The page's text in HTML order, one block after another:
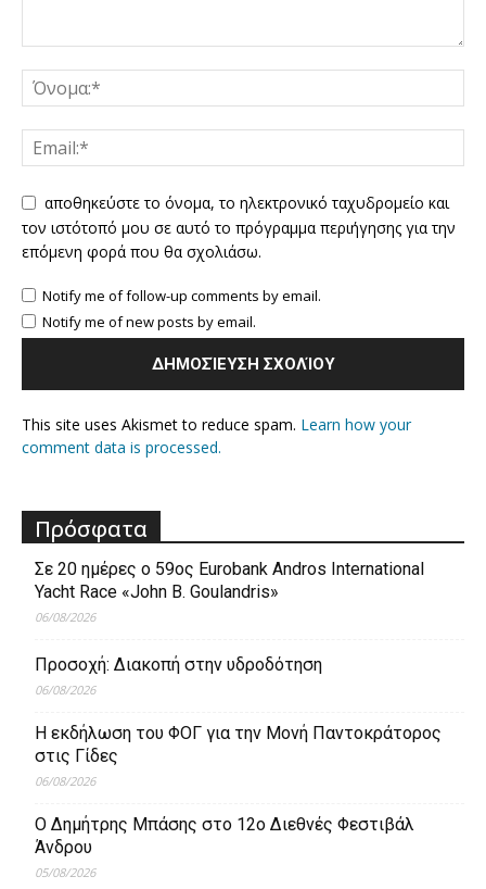
αποθηκεύστε το όνομα, το ηλεκτρονικό ταχυδρομείο και
τον ιστότοπό μου σε αυτό το πρόγραμμα περιήγησης για την
επόμενη φορά που θα σχολιάσω.
Notify me of follow-up comments by email.
Notify me of new posts by email.
This site uses Akismet to reduce spam. Learn how your
comment data is processed.
Πρόσφατα
Σε 20 ημέρες ο 59ος Eurobank Andros International
Yacht Race «John B. Goulandris»
06/08/2026
Προσοχή: Διακοπή στην υδροδότηση
06/08/2026
Η εκδήλωση του ΦΟΓ για την Μονή Παντοκράτορος
στις Γίδες
06/08/2026
Ο Δημήτρης Μπάσης στο 12ο Διεθνές Φεστιβάλ
Άνδρου
05/08/2026